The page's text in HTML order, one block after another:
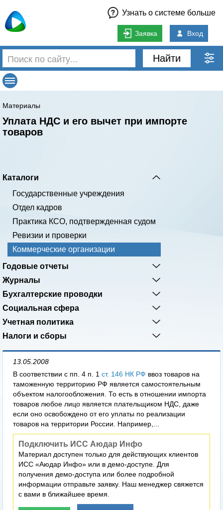
Узнать о системе больше
Заявка Вход
Найти
Материалы
Уплата НДС и его вычет при импорте
товаров
Каталоги
Государственные учреждения
Отдел кадров
Практика КСО, подтвержденная судом
Ревизии и проверки
Коммерческие организации
Годовые отчеты
Журналы
Бухгалтерские проводки
Социальная сфера
Учетная политика
Налоги и сборы
13.05.2008
В соответствии с пп. 4 п. 1 ст. 146 НК РФ ввоз товаров на
таможенную территорию РФ является самостоятельным
объектом налогообложения. То есть в отношении импорта
товаров любое лицо является плательщиком НДС, даже
если оно освобождено от его уплаты по реализации
товаров на территории России. Например,...
Подключить ИСС Аюдар Инфо
Материал доступен только для действующих клиентов
ИСС «Аюдар Инфо» или в демо-доступе. Для
получения демо-доступа или более подробной
информации отправьте заявку. Наш менеджер свяжется
с вами в ближайшее время.